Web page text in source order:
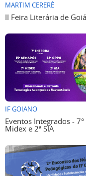
MARTIM CERERÊ
II Feira Literária de
IF GOIANO
Eventos Integrados -
Midex e 2ª SIA